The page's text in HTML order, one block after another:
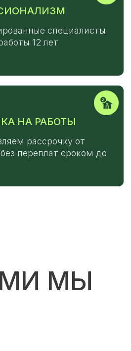
НА РАБОТЫ
рассрочку от
переплат сроком до
специалисты
12 лет
МЫ